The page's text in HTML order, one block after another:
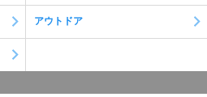
アウトドア